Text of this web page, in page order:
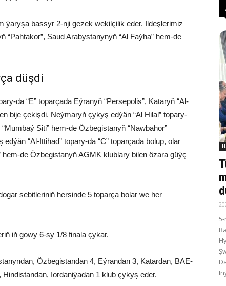
ýaryşa bassyr 2-nji gezek wekilçilik eder. Ildeşlerimiz
“Pahtakor”, Saud Arabystanynyň “Al Faýha” hem-de
düşdi
da “E” toparçada Eýranyň “Persepolis”, Kataryň “Al-
bije çekişdi. Neýmaryň çykyş edýän “Al Hilal” topary-
Siti” hem-de Özbegistanyň “Nawbahor”
“Al-Ittihad” topary-da “C” toparçada bolup, olar
hem-de Özbegistanyň AGMK klublary bilen özara güýç
sebitleriniň hersinde 5 toparça bolar we her
iň gowy 6-sy 1/8 finala çykar.
Özbegistandan 4, Eýrandan 3, Katardan, BAE-
Iordaniýadan 1 klub çykyş eder.